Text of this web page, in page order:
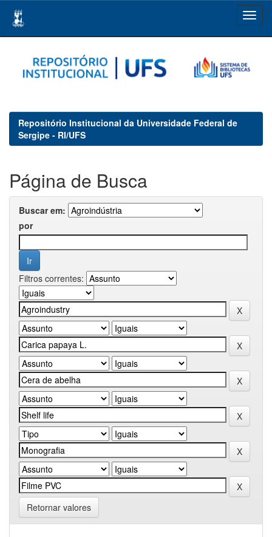
navigation
Repositório Institucional da Universidade Federal de
Sergipe - RI/UFS
Página de Busca
Buscar em:
por
Filtros correntes:
Retornar valores